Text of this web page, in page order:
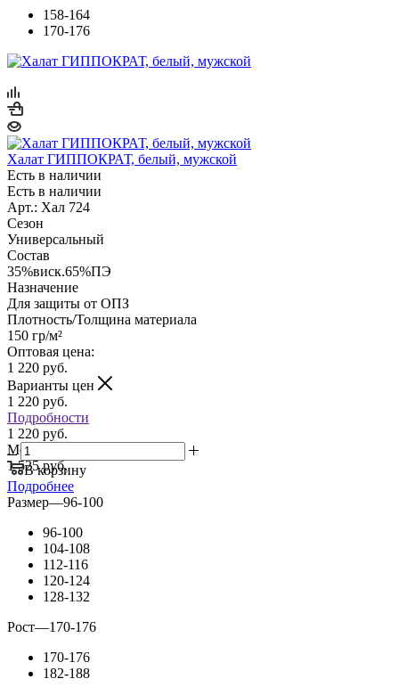
158-164
170-176
Халат ГИППОКРАТ, белый, мужской
Есть в наличии
Есть в наличии
Арт.: Хал 724
Сезон
Универсальный
Состав
35%виск.65%ПЭ
Назначение
Для защиты от ОПЗ
Плотность/Толщина материала
150 гр/м²
Оптовая цена:
1 220 руб.
Варианты цен
1 220 руб.
Подробности
1 220 руб.
Мелкий опт:
1 525 руб.
В корзину
Подробнее
Размер—96-100
96-100
104-108
112-116
120-124
128-132
Рост—170-176
170-176
182-188